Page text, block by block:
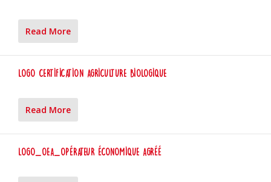
Read More
Logo certification agriculture biologique
Read More
Logo_OEA_Opérateur économique agréé